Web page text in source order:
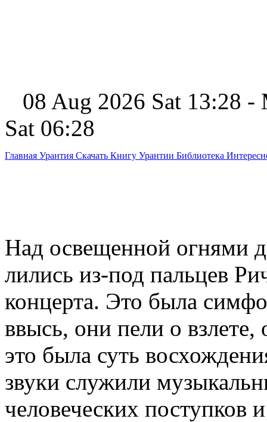
08 Aug 2026 Sat 13:28 -
Sat 06:28
Главная Урантия Скачать Книгу Урантии Библиотека
Над освещенной огнями
лились из-под пальцев
концерта. Это была
ввысь, они пели о
это была суть
звуки служили
человеческих